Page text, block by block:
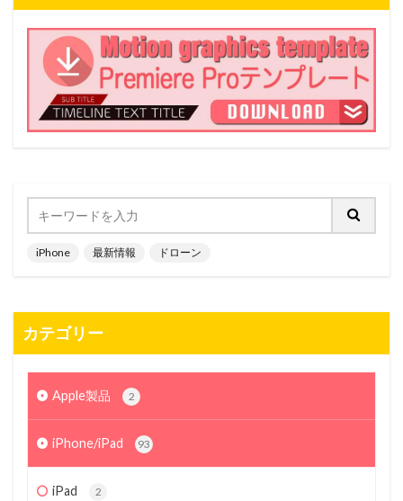
iPhone 最新情報 ドローン
カテゴリー
Apple製品 2
iPhone/iPad 93
iPad 2